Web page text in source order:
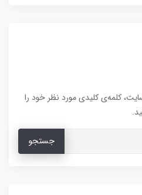
کلمه‌ی کلیدی مورد نظر خود را
جستجو